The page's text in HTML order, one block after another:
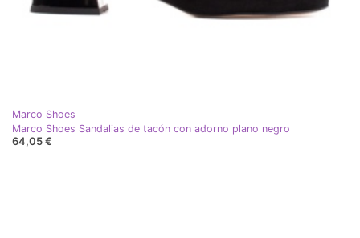
Marco Shoes
Marco Shoes Sandalias de tacón con adorno plano negro
64,05 €